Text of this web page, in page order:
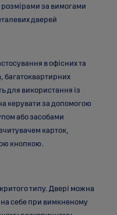
за вимогами
дверей
в офісних та
багатоквартирних
для використання із
керувати за допомогою
або засобами
карток,
кнопкою.
типу. Двері можна
на себе при вимкненому